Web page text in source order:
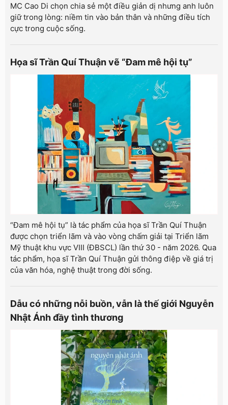
MC Cao Di chọn chia sẻ một điều giản dị nhưng anh luôn
giữ trong lòng: niềm tin vào bản thân và những điều tích
cực trong cuộc sống.
Họa sĩ Trần Quí Thuận vẽ “Đam mê hội tụ”
“Đam mê hội tụ” là tác phẩm của họa sĩ Trần Quí Thuận
được chọn triển lãm và vào vòng chấm giải tại Triển lãm
Mỹ thuật khu vực VIII (ĐBSCL) lần thứ 30 - năm 2026. Qua
tác phẩm, họa sĩ Trần Quí Thuận gửi thông điệp về giá trị
của văn hóa, nghệ thuật trong đời sống.
Dẫu có những nỗi buồn, vẫn là thế giới Nguyễn
Nhật Ánh đầy tình thương